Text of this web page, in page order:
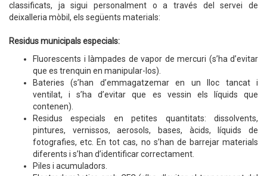
classificats, ja sigui personalment o a través del servei de
deixalleria mòbil, els següents materials:
Residus municipals especials:
Fluorescents i làmpades de vapor de mercuri (s’ha d’evitar
que es trenquin en manipular-los).
Bateries (s’han d’emmagatzemar en un lloc tancat i
ventilat, i s’ha d’evitar que es vessin els líquids que
contenen).
Residus especials en petites quantitats: dissolvents,
pintures, vernissos, aerosols, bases, àcids, líquids de
fotografies, etc. En tot cas, no s’han de barrejar materials
diferents i s’han d’identificar correctament.
Piles i acumuladors.